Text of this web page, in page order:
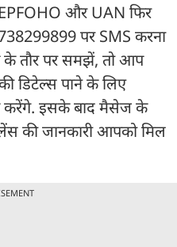
और UAN फिर
पर SMS करना
के तौर पर समझें, तो आप
डिटेल्स पाने के लिए
करेंगे. इसके बाद मैसेज के
की जानकारी आपको मिल